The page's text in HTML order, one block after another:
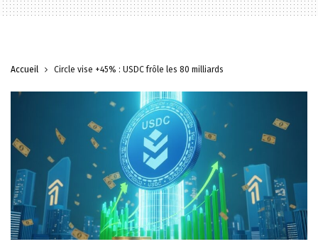
Accueil Circle vise +45% : USDC frôle les 80 milliards